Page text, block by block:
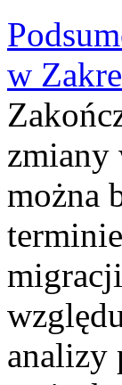
w
zmiany
można
analizy